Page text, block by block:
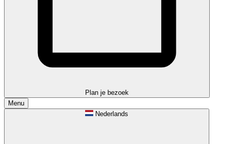
Plan je bezoek
Menu
Nederlands